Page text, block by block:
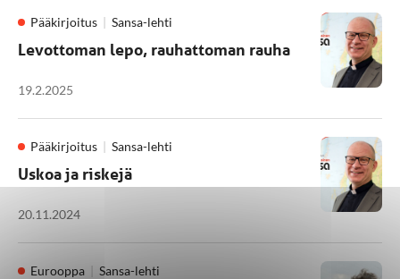
Pääkirjoitus Sansa-lehti
Levottoman lepo, rauhattoman rauha
19.2.2025
Pääkirjoitus Sansa-lehti
Uskoa ja riskejä
20.11.2024
Eurooppa Sansa-lehti